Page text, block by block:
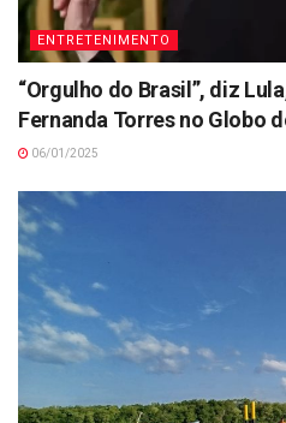
ENTRETENIMENTO
“Orgulho do Brasil”, diz
Fernanda Torres no Globo
06/01/2025